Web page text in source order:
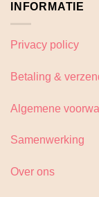
INFORMATIE
Privacy policy
Betaling &
Algemene
Samenwerking
Over ons